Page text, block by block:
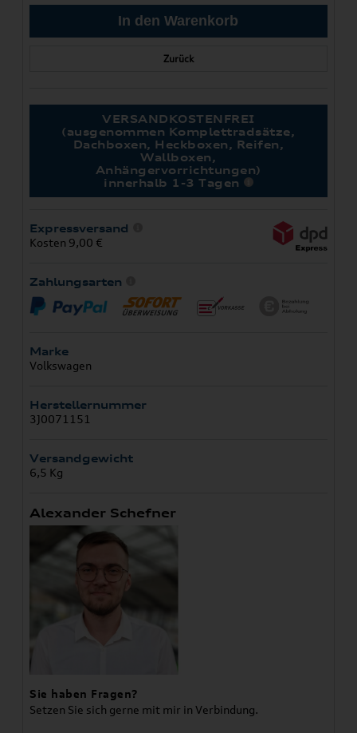
Zurück
VERSANDKOSTENFREI
(ausgenommen Komplettradsätze,
Dachboxen, Heckboxen, Reifen,
Wallboxen,
Anhängervorrichtungen)
innerhalb 1-3 Tagen
Expressversand
Kosten 9,00 €
Zahlungsarten
Marke
Volkswagen
Herstellernummer
3J0071151
Versandgewicht
6,5 Kg
Alexander Schefner
Sie haben Fragen?
Setzen Sie sich gerne mit mir in Verbindung.